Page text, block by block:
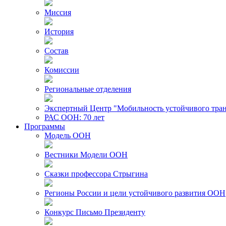
Миссия
История
Состав
Комиссии
Региональные отделения
Экспертный Центр "Мобильность устойчивого
РАС ООН: 70 лет
Программы
Модель ООН
Вестники Модели ООН
Сказки профессора Стрыгина
Регионы России и цели устойчивого развития ООН
Конкурс Письмо Президенту